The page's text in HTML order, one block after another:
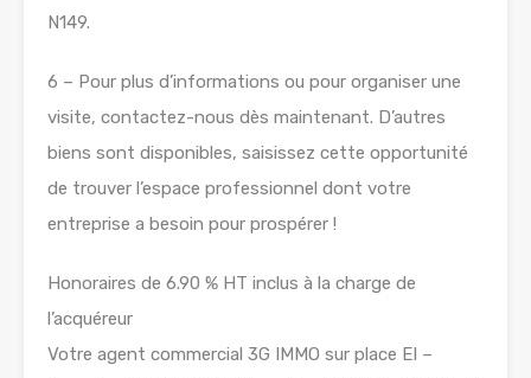
N149.
6 – Pour plus d’informations ou pour organiser une
visite, contactez-nous dès maintenant. D’autres
biens sont disponibles, saisissez cette opportunité
de trouver l’espace professionnel dont votre
entreprise a besoin pour prospérer !
Honoraires de 6.90 % HT inclus à la charge de
l’acquéreur
Votre agent commercial 3G IMMO sur place EI –